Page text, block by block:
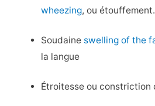
wheezing, ou étouffement.
Soudaine swelling of the
la langue
Étroitesse ou constriction